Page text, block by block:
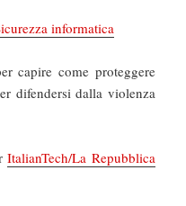
informatica
capire come proteggere
difendersi dalla violenza
ItalianTech/La Repubblica